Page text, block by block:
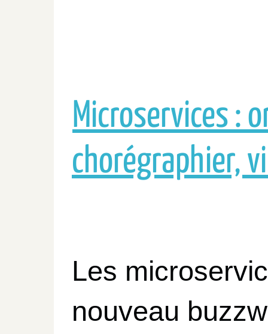
Microservices :
chorégraphier,
Les
nouveau